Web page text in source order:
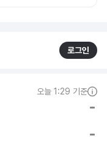
로그인
오늘 1:29 기준